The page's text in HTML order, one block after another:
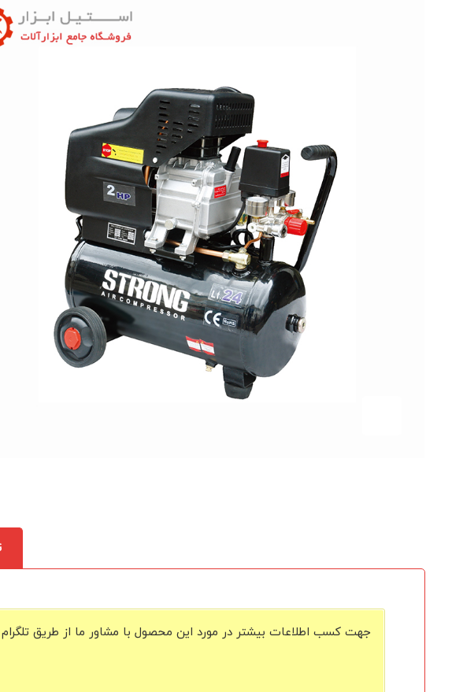
جهت کسب اطلاعات بیشتر در مورد این محصول با مشاور ما از طریق